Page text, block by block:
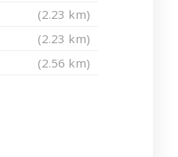
(2.23 km)
(2.23 km)
(2.56 km)